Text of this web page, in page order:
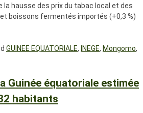
hausse des prix du tabac local et des
boissons fermentés importés (+0,3 %)
GUINEE EQUATORIALE, INEGE, Mongomo,
Guinée équatoriale estimée
habitants